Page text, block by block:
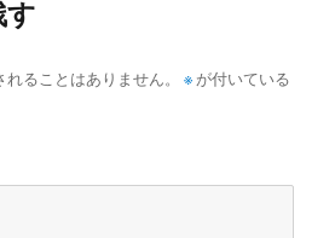
す
ることはありません。 ※ が付いている